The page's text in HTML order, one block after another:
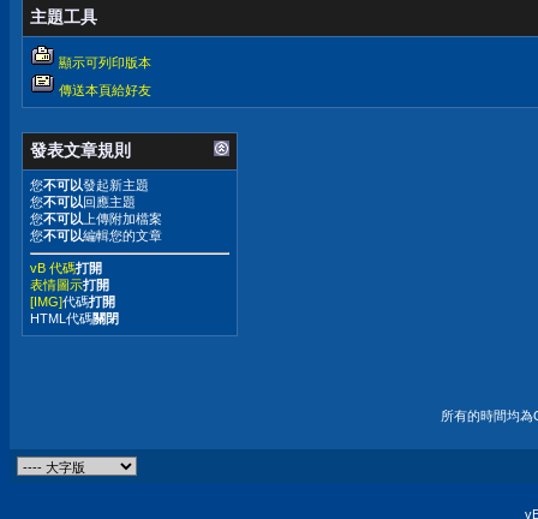
主題工具
顯示可列印版本
傳送本頁給好友
發表文章規則
您不可以發起新主題
您不可以 回應主題
您不可以 上傳附加檔案
您不可以編輯您的文章
vB 代碼打開
表情圖示打開
[IMG]代碼打開
HTML代碼關閉
所有的時間均為